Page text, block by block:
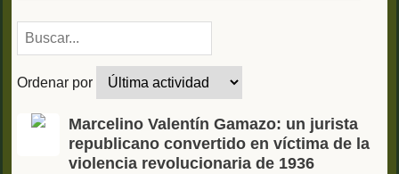
Ordenar por
Marcelino Valentín Gamazo: un jurista
republicano convertido en víctima de la
violencia revolucionaria de 1936